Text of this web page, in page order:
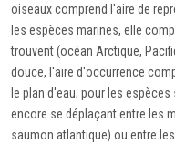
oiseaux comprend l'aire de
les espèces marines, elle
trouvent (océan Arctique,
douce, l'aire d'occurrence
le plan d'eau; pour les
encore se déplaçant entre les
saumon atlantique) ou entre